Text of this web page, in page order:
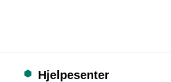
Hjelpesenter